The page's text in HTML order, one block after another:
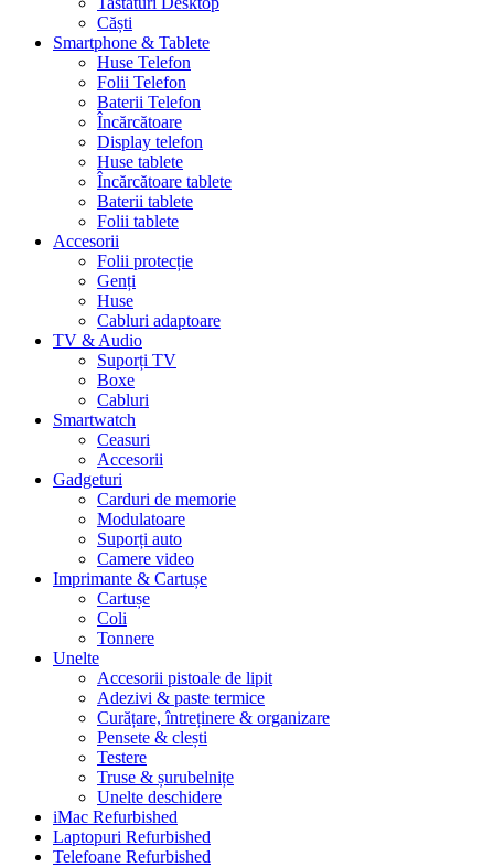
Căști
Smartphone & Tablete
Huse Telefon
Folii Telefon
Baterii Telefon
Încărcătoare
Display telefon
Huse tablete
Încărcătoare tablete
Baterii tablete
Folii tablete
Accesorii
Folii protecție
Genți
Huse
Cabluri adaptoare
TV & Audio
Suporți TV
Boxe
Cabluri
Smartwatch
Ceasuri
Accesorii
Gadgeturi
Carduri de memorie
Modulatoare
Suporți auto
Camere video
Imprimante & Cartușe
Cartușe
Coli
Tonnere
Unelte
Accesorii pistoale de lipit
Adezivi & paste termice
Curățare, întreținere & organizare
Pensete & clești
Testere
Truse & șurubelnițe
Unelte deschidere
iMac Refurbished
Laptopuri Refurbished
Telefoane Refurbished